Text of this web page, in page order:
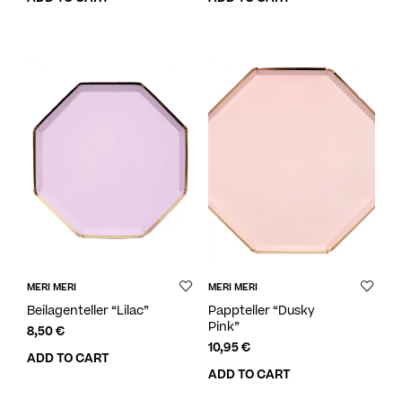
MERI MERI
Beilagenteller “Lilac”
8,50€
ADD TO CART
MERI MERI
Pappteller “Dusky
Pink”
10,95€
ADD TO CART